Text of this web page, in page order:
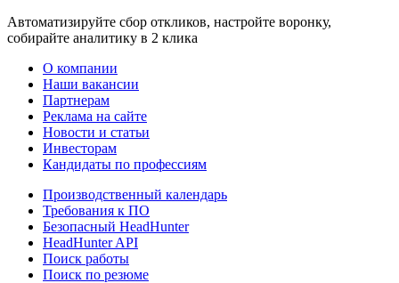
Автоматизируйте сбор откликов, настройте воронку,
собирайте аналитику в 2 клика
О компании
Наши вакансии
Партнерам
Реклама на сайте
Новости и статьи
Инвесторам
Кандидаты по профессиям
Производственный календарь
Требования к ПО
Безопасный HeadHunter
HeadHunter API
Поиск работы
Поиск по резюме